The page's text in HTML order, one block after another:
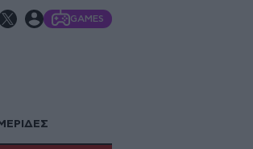
GAMES